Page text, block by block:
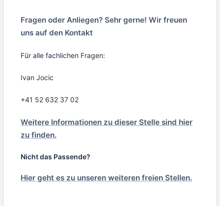
Fragen oder Anliegen? Sehr gerne! Wir freuen
uns auf den Kontakt
Für alle fachlichen Fragen:
Ivan Jocic
+41 52 632 37 02
Weitere Informationen zu dieser Stelle sind hier
zu finden.
Nicht das Passende?
Hier geht es zu unseren weiteren freien Stellen.